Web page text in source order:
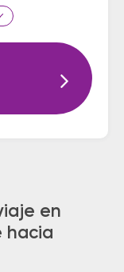
en
hacia